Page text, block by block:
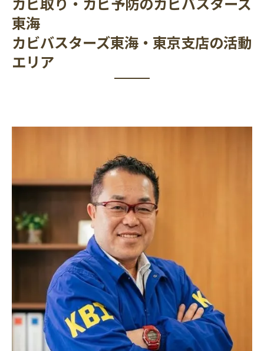
東海
カビバスターズ東海・東京支店の活動
エリア